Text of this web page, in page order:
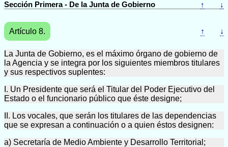
Sección Primera - De la Junta de Gobierno ↑ ↓
Artículo 8. ↑ ↓
La Junta de Gobierno, es el máximo órgano de gobierno de
la Agencia y se integra por los siguientes miembros titulares
y sus respectivos suplentes:
I. Un Presidente que será el Titular del Poder Ejecutivo del
Estado o el funcionario público que éste designe;
II. Los vocales, que serán los titulares de las dependencias
que se expresan a continuación o a quien éstos designen:
a) Secretaría de Medio Ambiente y Desarrollo Territorial;